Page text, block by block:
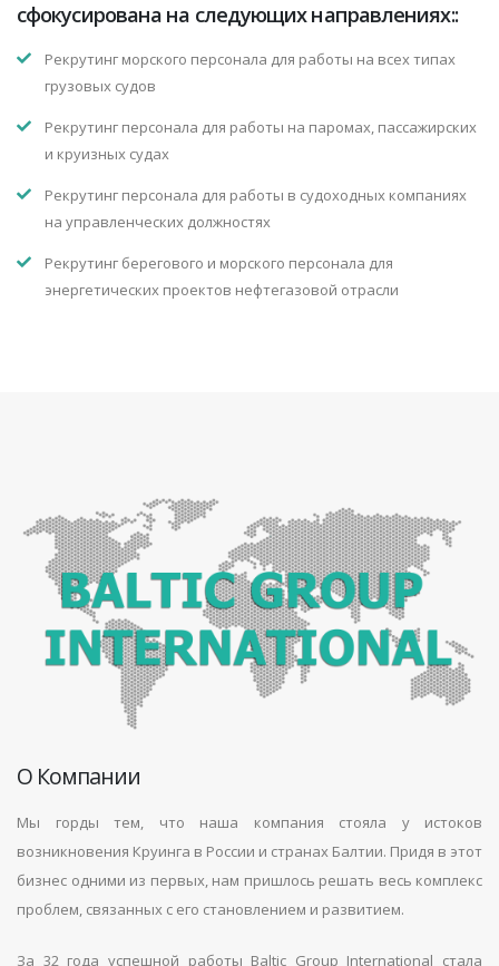
сфокусирована на следующих направлениях::
Рекрутинг морского персонала для работы на всех типах
грузовых судов
Рекрутинг персонала для работы на паромах, пассажирских
и круизных судах
Рекрутинг персонала для работы в судоходных компаниях
на управленческих должностях
Рекрутинг берегового и морского персонала для
энергетических проектов нефтегазовой отрасли
О Компании
Мы горды тем, что наша компания стояла у истоков
возникновения Круинга в России и странах Балтии. Придя в этот
бизнес одними из первых, нам пришлось решать весь комплекс
проблем, связанных с его становлением и развитием.
За 32 года успешной работы Baltic Group International стала